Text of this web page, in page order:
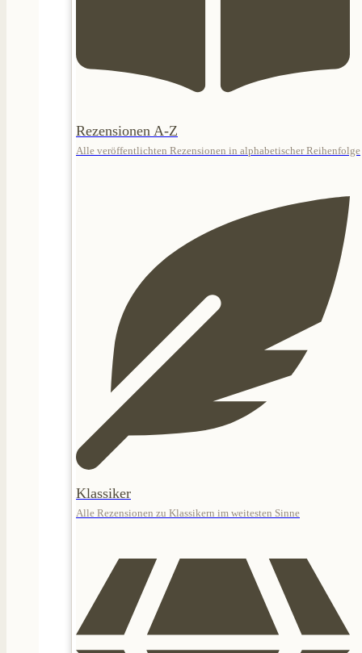
Rezensionen A-Z
Alle veröffentlichten Rezensionen in alphabetischer Reihenfolge
Klassiker
Alle Rezensionen zu Klassikern im weitesten Sinne